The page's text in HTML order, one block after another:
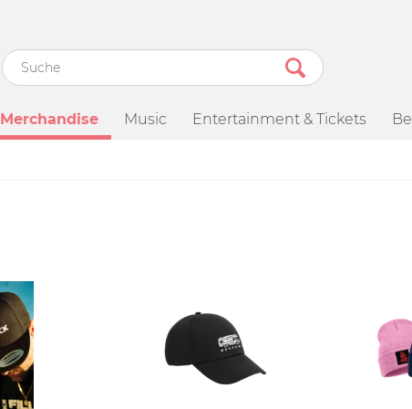
Merchandise Music Entertainment & Tickets